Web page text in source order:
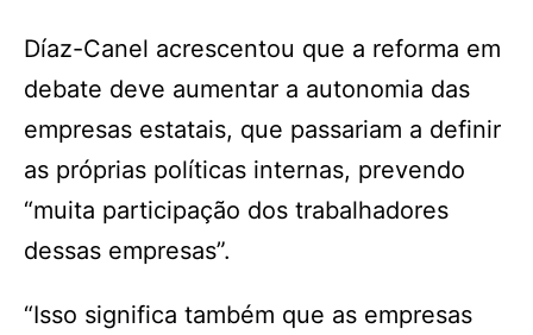
Díaz-Canel acrescentou que a reforma em
debate deve aumentar a autonomia das
empresas estatais, que passariam a definir
as próprias políticas internas, prevendo
“muita participação dos trabalhadores
dessas empresas”.
“Isso significa também que as empresas